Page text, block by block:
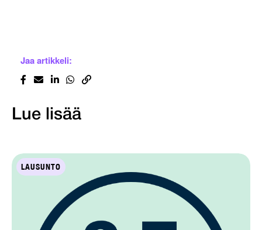
Jaa artikkeli:
Lue lisää
LAUSUNTO